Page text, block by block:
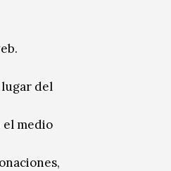
lugar del
el medio